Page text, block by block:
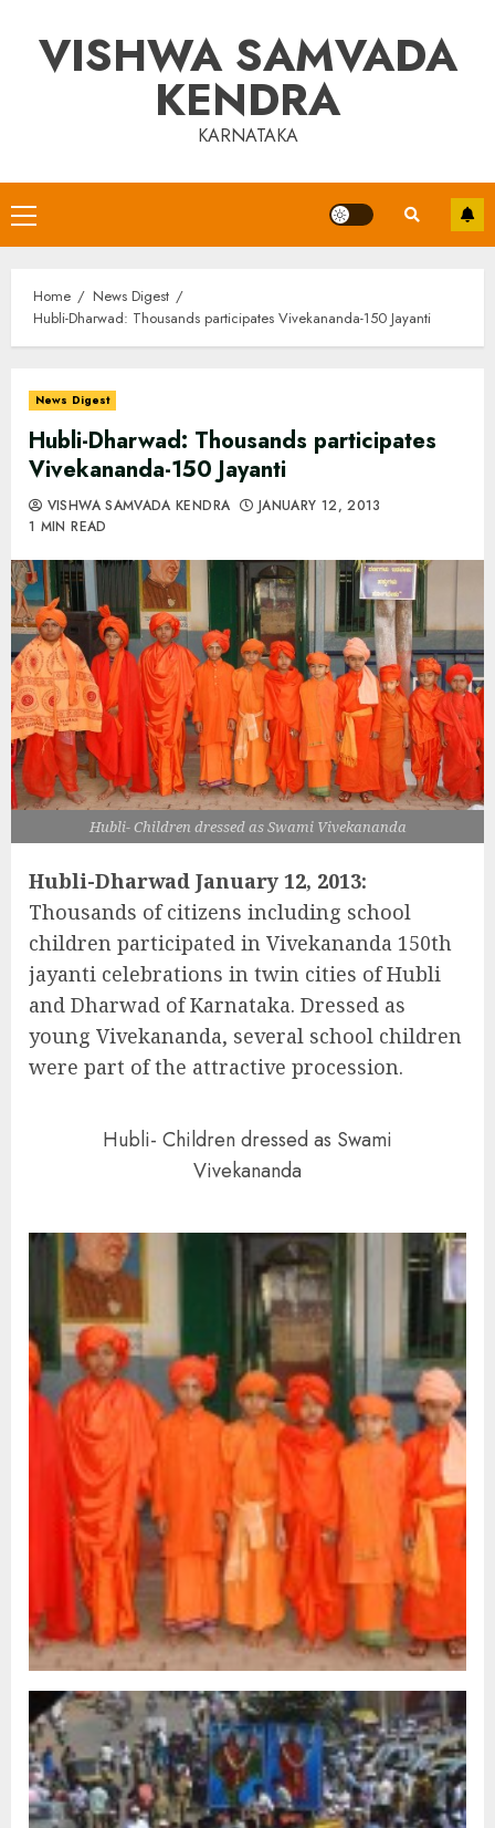
contentVISHWA SAMVADA
KENDRA
KARNATAKA
Primary
Menu
Home
News Digest
Hubli-Dharwad: Thousands participates Vivekananda-150 Jayanti
News Digest
Hubli-Dharwad: Thousands participates
Vivekananda-150 Jayanti
VISHWA SAMVADA KENDRA
JANUARY 12, 2013
1 MIN READ
Hubli- Children dressed as Swami Vivekananda
Hubli-Dharwad January 12, 2013:
Thousands of citizens including school
children participated in Vivekananda 150th
jayanti celebrations in twin cities of Hubli
and Dharwad of Karnataka. Dressed as
young Vivekananda, several school children
were part of the attractive procession.
Hubli- Children dressed as Swami
Vivekananda